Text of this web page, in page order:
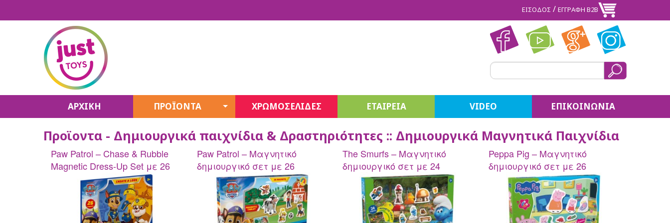
ΕΙΣΟΔΟΣ / ΕΓΓΡΑΦΗ Β2Β
ΑΡΧΙΚΗ
ΠΡΟΪΟΝΤΑ
Jewelry
Stationery
Decor
Beauty
Juicy Couture
Juicy Couture Beauty
3C4G Beauty – Cosmetics
K-Pop Stars
Unicones
Unicones Σειρά 3
House Pets
QT Kitties
Puffy Mallows
Hello Kitty
Unidorables
ΧΡΩΜΟΣΕΛΙΔΕΣ ΕΤΑΙΡΕΙΑ VIDEO ΕΠΙΚΟΙΝΩΝΙΑ
Προϊοντα - Δημιουργικά παιχνίδια & Δραστηριότητες :: Δημιουργικά Μαγνητικά Παιχνίδια
Paw Patrol – Chase & Rubble
Magnetic Dress-Up Set με 26
μαγνήτες
Paw Patrol – Μαγνητικό
δημιουργικό σετ με 26
μαγνήτες
The Smurfs – Μαγνητικό
δημιουργικό σετ με 24
μαγνήτες
Peppa Pig – Μαγνητικό
δημιουργικό σετ με 26
μαγνήτες